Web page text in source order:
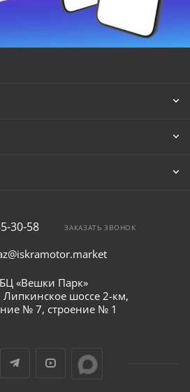
30-58 ЗАКАЗАТЬ ЗВОНОК
БЦ «Вешки Парк»
Липкинское шоссе 2-км,
№ 7, строение № 1